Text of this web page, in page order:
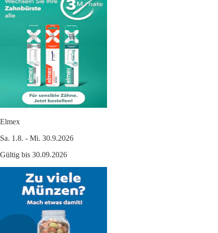
Elmex
Sa. 1.8. - Mi. 30.9.2026
Gültig bis 30.09.2026